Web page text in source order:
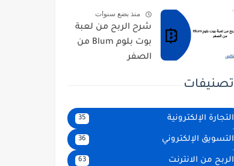
منذ بضع سنوات
شرح الربح من لعبة
بوت بلوم Blum من
الصفر
تصنيفات
التجارة الإلكترونية 35
التسويق الإلكتروني 36
الربح من الانترنت 63